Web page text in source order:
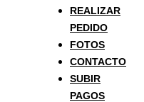
REALIZAR
PEDIDO
FOTOS
CONTACTO
SUBIR
PAGOS